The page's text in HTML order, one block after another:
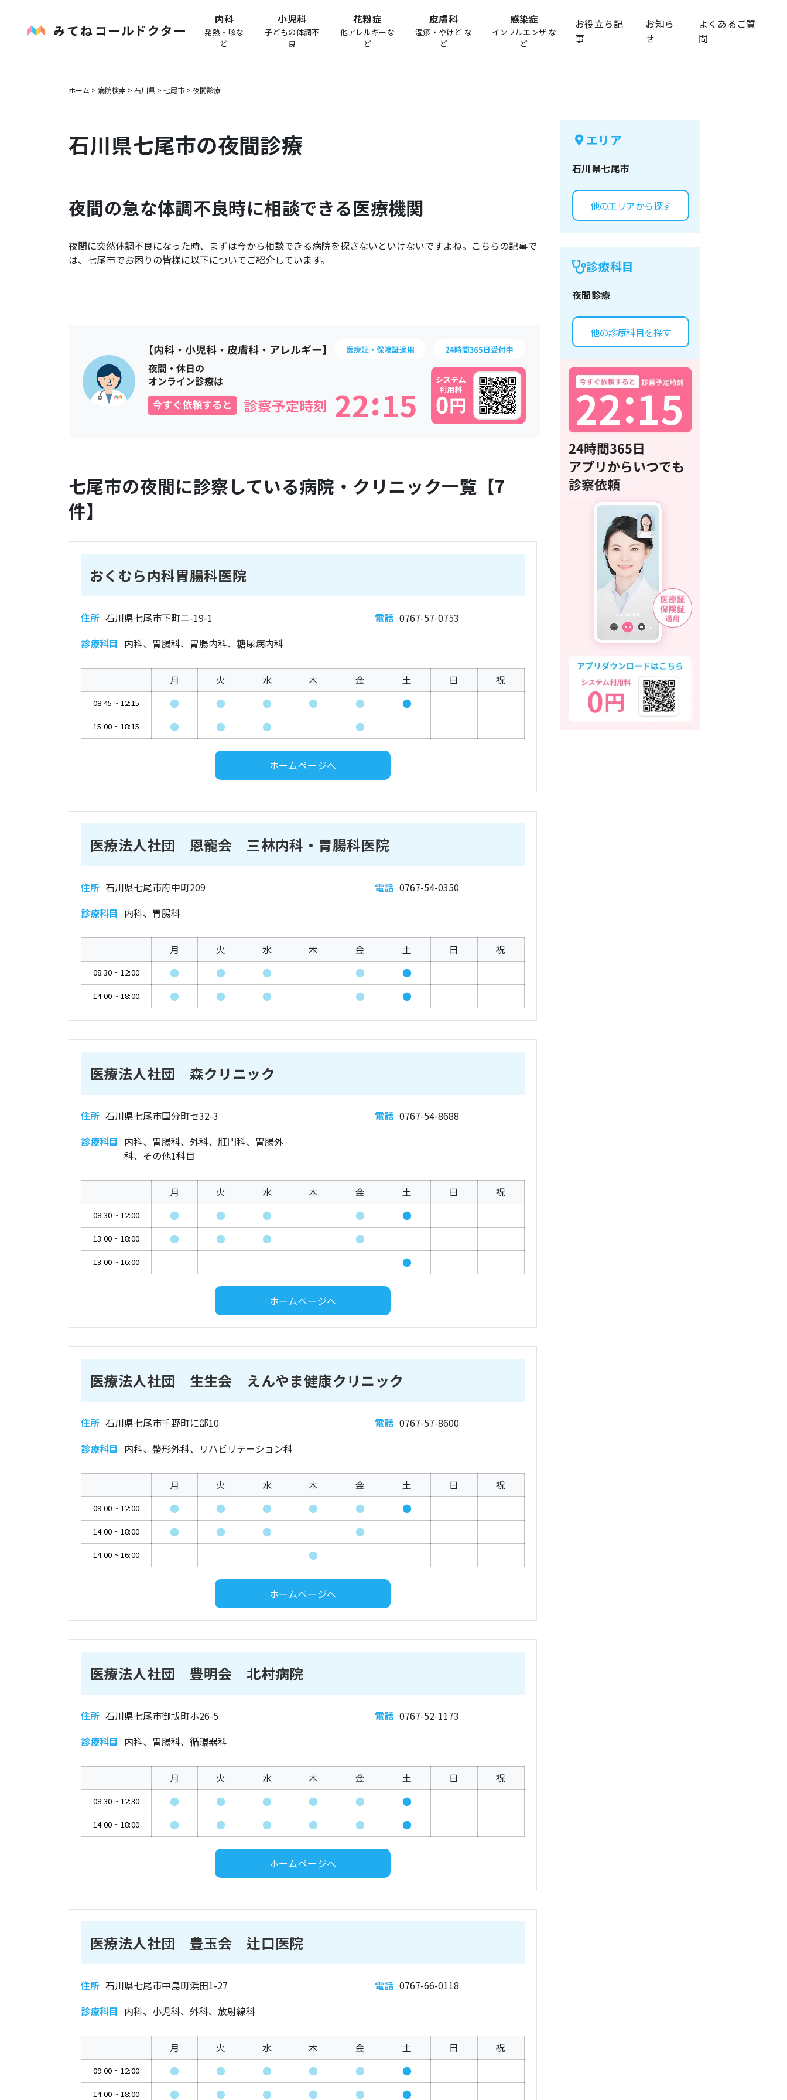
内科
発熱・咳な
ど
小児科
子どもの体調不
良
花粉症
他アレルギーな
ど
皮膚科
湿疹・やけど な
ど
感染症
インフルエンザ な
ど
お役立ち記
事
お知ら
せ
よくあるご質
問
ホーム > 病院検索 > 石川県 > 七尾市 > 夜間診療
石川県七尾市の夜間診療
夜間の急な体調不良時に相談できる医療機関
夜間に突然体調不良になった時、まずは今から相談できる病院を探さないといけないですよね。こちらの記事で
は、 七尾市でお困りの皆様に以下についてご紹介しています。
22 15
:
七尾市の夜間に診察している病院・クリニック一覧【7
件】
おくむら内科胃腸科医院
住所 石川県七尾市下町ニ-19-1 電話 0767-57-0753
診療科目 内科、胃腸科、胃腸内科、糖尿病内科
月 火 水 木 金 土 日 祝
08:45 ~ 12:15 ● ● ● ● ● ●
15:00 ~ 18:15 ● ● ● ●
ホームページへ
医療法人社団 恩寵会 三林内科・胃腸科医院
住所 石川県七尾市府中町209 電話 0767-54-0350
診療科目 内科、胃腸科
月 火 水 木 金 土 日 祝
08:30 ~ 12:00 ● ● ● ● ●
14:00 ~ 18:00 ● ● ● ● ●
医療法人社団 森クリニック
住所 石川県七尾市国分町セ32-3 電話 0767-54-8688
診療科目 内科、胃腸科、外科、肛門科、胃腸外
科、その他1科目
月 火 水 木 金 土 日 祝
08:30 ~ 12:00 ● ● ● ● ●
13:00 ~ 18:00 ● ● ● ●
13:00 ~ 16:00 ●
ホームページへ
医療法人社団 生生会 えんやま健康クリニック
住所 石川県七尾市千野町に部10 電話 0767-57-8600
診療科目 内科、整形外科、リハビリテーション科
月 火 水 木 金 土 日 祝
09:00 ~ 12:00 ● ● ● ● ● ●
14:00 ~ 18:00 ● ● ● ●
14:00 ~ 16:00 ●
ホームページへ
医療法人社団 豊明会 北村病院
住所 石川県七尾市御祓町ホ26-5 電話 0767-52-1173
診療科目 内科、胃腸科、循環器科
月 火 水 木 金 土 日 祝
08:30 ~ 12:30 ● ● ● ● ● ●
14:00 ~ 18:00 ● ● ● ● ● ●
ホームページへ
医療法人社団 豊玉会 辻口医院
住所 石川県七尾市中島町浜田1-27 電話 0767-66-0118
診療科目 内科、小児科、外科、放射線科
月 火 水 木 金 土 日 祝
09:00 ~ 12:00 ● ● ● ● ● ●
14:00 ~ 18:00 ● ● ● ● ● ●
エリア
石川県七尾市
他のエリアから探す
診療科目
夜間診療
他の診療科目を探す
22：
15